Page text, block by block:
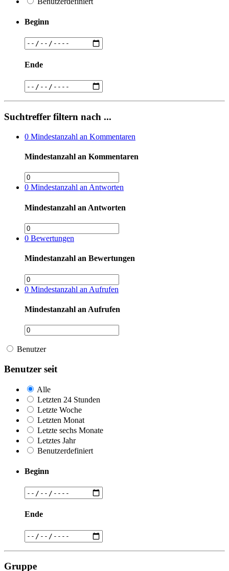
Beginn
Ende
Suchtreffer filtern nach ...
0 Mindestanzahl an Kommentaren
Mindestanzahl an Kommentaren
0 Mindestanzahl an Antworten
Mindestanzahl an Antworten
0 Bewertungen
Mindestanzahl an Bewertungen
0 Mindestanzahl an Aufrufen
Mindestanzahl an Aufrufen
Benutzer
Benutzer seit
Alle
Letzten 24 Stunden
Letzte Woche
Letzten Monat
Letzte sechs Monate
Letztes Jahr
Benutzerdefiniert
Beginn
Ende
Gruppe